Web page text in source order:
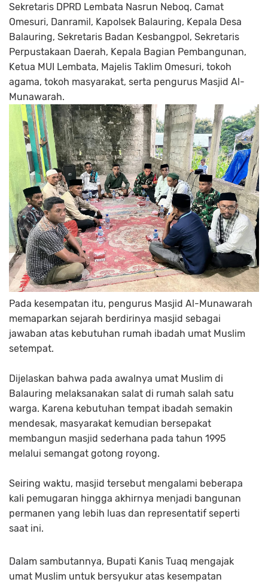
Sekretaris DPRD Lembata Nasrun Neboq, Camat
Omesuri, Danramil, Kapolsek Balauring, Kepala Desa
Balauring, Sekretaris Badan Kesbangpol, Sekretaris
Perpustakaan Daerah, Kepala Bagian Pembangunan,
Ketua MUI Lembata, Majelis Taklim Omesuri, tokoh
agama, tokoh masyarakat, serta pengurus Masjid Al-
Munawarah.
Pada kesempatan itu, pengurus Masjid Al-Munawarah
memaparkan sejarah berdirinya masjid sebagai
jawaban atas kebutuhan rumah ibadah umat Muslim
setempat.
Dijelaskan bahwa pada awalnya umat Muslim di
Balauring melaksanakan salat di rumah salah satu
warga. Karena kebutuhan tempat ibadah semakin
mendesak, masyarakat kemudian bersepakat
membangun masjid sederhana pada tahun 1995
melalui semangat gotong royong.
Seiring waktu, masjid tersebut mengalami beberapa
kali pemugaran hingga akhirnya menjadi bangunan
permanen yang lebih luas dan representatif seperti
saat ini.
Dalam sambutannya, Bupati Kanis Tuaq mengajak
umat Muslim untuk bersyukur atas kesempatan